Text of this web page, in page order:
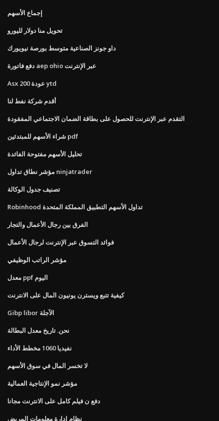
إجماع الأسهم
تحويل منا دولار لليورو
داو جونز الصناعية متوسط ​​بورصة نيويورك
دفع فاتورة aep ohio عبر الإنترنت
Asx 200 عودة ytd
أقدم شركة نفط لنا
التقدم عبر الإنترنت للحصول على بطاقة الضمان الاجتماعي المفقودة
شراء الأسهم للمبتدئين pdf
تحليل الأسهم مفتوحة الفائدة
مؤشر نطاق تداول ninjatrader
تصنيف جدول الوكالة
Robinhood تداول الأسهم التطبيق المملكة المتحدة
الفرق بين رجال الأعمال والتجار
فوائد التسوق عبر الإنترنت لرجال الأعمال
مؤشر الراتب الوظيفي
معدل ppf اليوم
كيفية تتبع ويسترن يونيون المال على الانترنت
Gibp libor الآجلة
نحن. تاريخ معدل البطالة
نفيديا 1060 مخطط الأداء
لا تخسر المال في سوق الأسهم
مؤشر نمو الإنتاجية العمالية
دفع ن فيلم كامل على الانترنت مجانا
نظام إدارة معلومات المريض